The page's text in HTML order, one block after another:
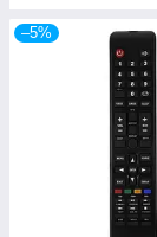
–5%